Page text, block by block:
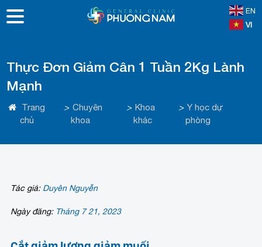
EN
VI
Thực Đơn Giảm Cân 1 Tuần 2Kg Lành
Mạnh
Trang
chủ
> Chuyên
khoa
> Khoa
khác
> Y học dự
phòng
Tác giả: Duyên Nguyễn
Ngày đăng: Tháng 7 21, 2023